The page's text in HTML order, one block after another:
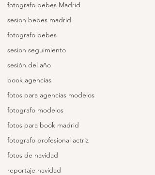
fotografo bebes Madrid
sesion bebes madrid
fotografo bebes
sesion seguimiento
sesión del año
book agencias
fotos para agencias modelos
fotografo modelos
fotos para book madrid
fotografo profesional actriz
fotos de navidad
reportaje navidad